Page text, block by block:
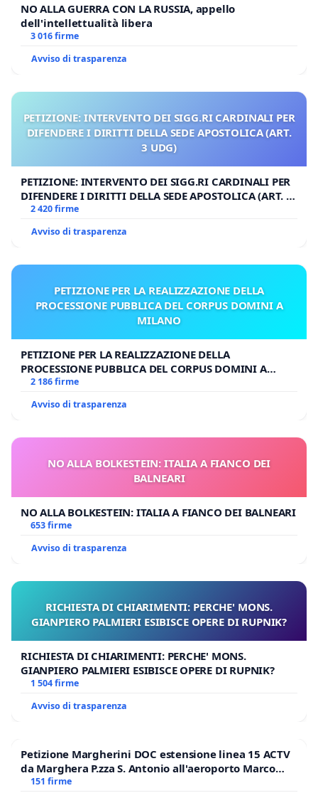
NO ALLA GUERRA CON LA RUSSIA, appello
dell'intellettualità libera
3 016 firme
Avviso di trasparenza
PETIZIONE: INTERVENTO DEI SIGG.RI CARDINALI PER
DIFENDERE I DIRITTI DELLA SEDE APOSTOLICA (ART.
3 UDG)
PETIZIONE: INTERVENTO DEI SIGG.RI CARDINALI PER
DIFENDERE I DIRITTI DELLA SEDE APOSTOLICA (ART. 3
UDG)
2 420 firme
Avviso di trasparenza
PETIZIONE PER LA REALIZZAZIONE DELLA
PROCESSIONE PUBBLICA DEL CORPUS DOMINI A
MILANO
PETIZIONE PER LA REALIZZAZIONE DELLA
PROCESSIONE PUBBLICA DEL CORPUS DOMINI A
MILANO
2 186 firme
Avviso di trasparenza
NO ALLA BOLKESTEIN: ITALIA A FIANCO DEI
BALNEARI
NO ALLA BOLKESTEIN: ITALIA A FIANCO DEI BALNEARI
653 firme
Avviso di trasparenza
RICHIESTA DI CHIARIMENTI: PERCHE' MONS.
GIANPIERO PALMIERI ESIBISCE OPERE DI RUPNIK?
RICHIESTA DI CHIARIMENTI: PERCHE' MONS.
GIANPIERO PALMIERI ESIBISCE OPERE DI RUPNIK?
1 504 firme
Avviso di trasparenza
Petizione Margherini DOC estensione linea 15 ACTV
da Marghera P.zza S. Antonio all'aeroporto Marco
Polo tariffa a € 1,50
151 firme